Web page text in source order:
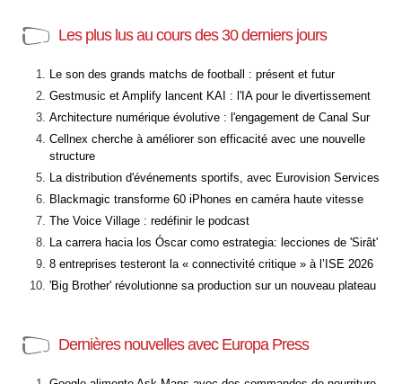
Les plus lus au cours des 30 derniers jours
Le son des grands matchs de football : présent et futur
Gestmusic et Amplify lancent KAI : l'IA pour le divertissement
Architecture numérique évolutive : l'engagement de Canal Sur
Cellnex cherche à améliorer son efficacité avec une nouvelle
structure
La distribution d'événements sportifs, avec Eurovision Services
Blackmagic transforme 60 iPhones en caméra haute vitesse
The Voice Village : redéfinir le podcast
La carrera hacia los Óscar como estrategia: lecciones de 'Sirât'
8 entreprises testeront la « connectivité critique » à l’ISE 2026
'Big Brother' révolutionne sa production sur un nouveau plateau
Dernières nouvelles avec Europa Press